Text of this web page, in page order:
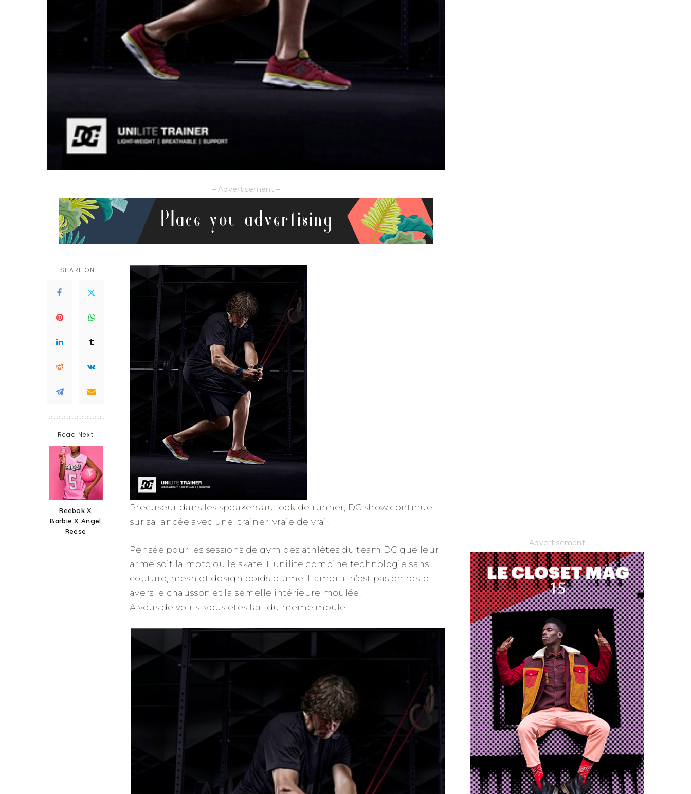
– Advertisement –
SHARE ON
Read Next
Reebok X
Barbie X Angel
Reese
Precuseur dans les speakers au look de runner, DC show continue
sur sa lancée avec une trainer, vraie de vrai.
Pensée pour les sessions de gym des athlètes du team DC que leur
arme soit la moto ou le skate. L’unilite combine technologie sans
couture, mesh et design poids plume. L’amorti n’est pas en reste
avers le chausson et la semelle intérieure moulée.
A vous de voir si vous etes fait du meme moule.
– Advertisement –